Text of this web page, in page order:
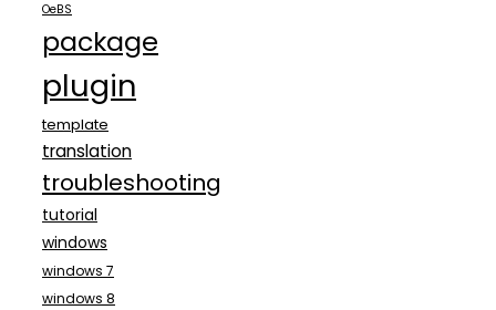
OeBS
package
plugin
template
translation
troubleshooting
tutorial
windows
windows 7
windows 8